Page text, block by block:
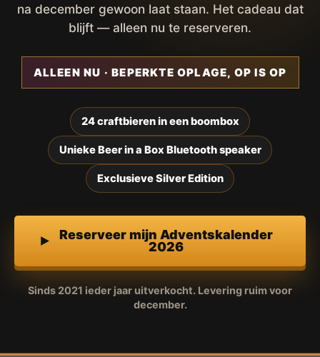
na december gewoon laat staan. Het cadeau dat
blijft — alleen nu te reserveren.
ALLEEN NU · BEPERKTE OPLAGE, OP IS OP
24 craftbieren in een boombox
Unieke Beer in a Box Bluetooth speaker
Exclusieve Silver Edition
Reserveer mijn Adventskalender
2026
Sinds 2021 ieder jaar uitverkocht. Levering ruim voor
december.